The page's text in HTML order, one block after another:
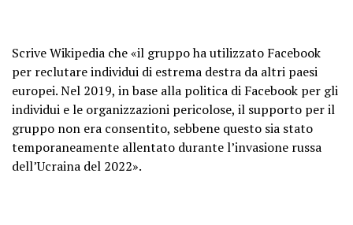
Scrive Wikipedia che «il gruppo ha utilizzato Facebook
per reclutare individui di estrema destra da altri paesi
europei. Nel 2019, in base alla politica di Facebook per gli
individui e le organizzazioni pericolose, il supporto per il
gruppo non era consentito, sebbene questo sia stato
temporaneamente allentato durante l’invasione russa
dell’Ucraina del 2022».